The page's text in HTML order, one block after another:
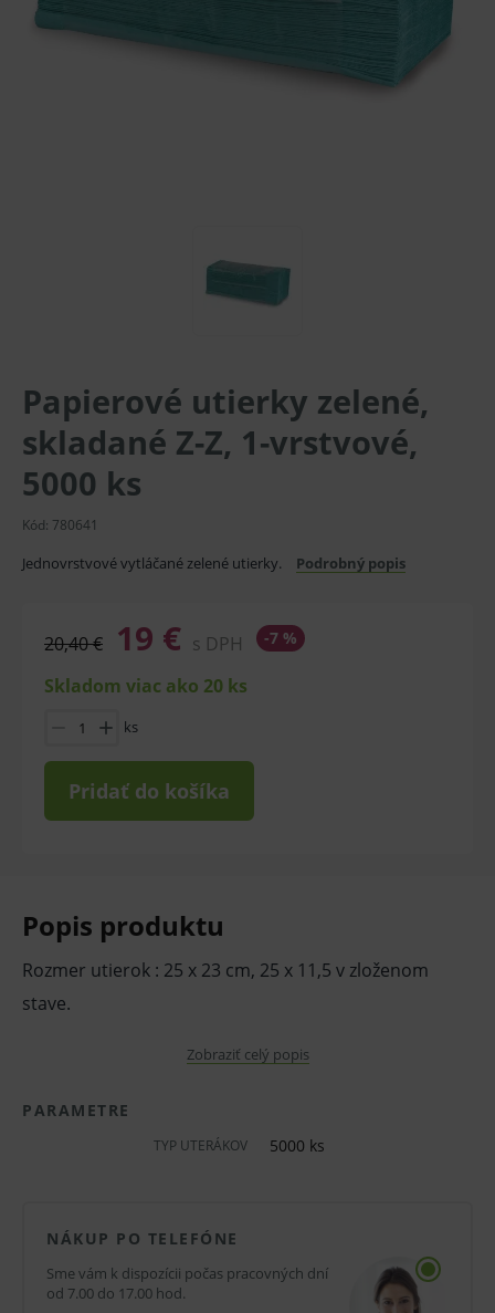
Papierové utierky zelené,
skladané Z-Z, 1-vrstvové,
5000 ks
Kód: 780641
Jednovrstvové vytláčané zelené utierky. Podrobný popis
20,40 € 19 € s DPH -7 %
Skladom viac ako 20 ks
ks
Pridať do košíka
Popis produktu
Rozmer utierok : 25 x 23 cm, 25 x 11,5 v zloženom
stave.
V kartóne je 25 balení po 200 ks.
V prípade porušenia zapečateného obalu tohto
Zobraziť celý popis
PARAMETRE
TYP UTERÁKOV 5000 ks
NÁKUP PO TELEFÓNE
Sme vám k dispozícii počas pracovných dní
od 7.00 do 17.00 hod.